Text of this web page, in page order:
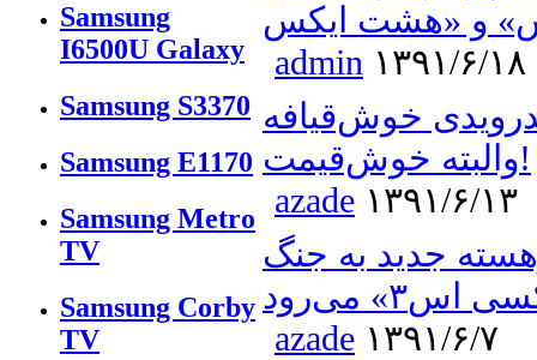
Samsung
I6500U Galaxy
Samsung S3370
Samsung E1170
Samsung Metro
TV
Samsung Corby
TV
admin ۱۳۹۱/۶/۱۸
خوش‌قیافه
والبته خوش‌قیمت!
azade ۱۳۹۱/۶/۱۳
جدید به جنگ
اس۳» می‌رود
azade ۱۳۹۱/۶/۷